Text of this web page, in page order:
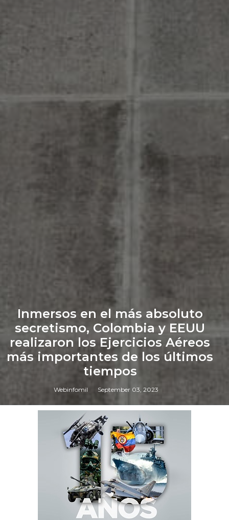
Inmersos en el más absoluto
secretismo, Colombia y EEUU
realizaron los Ejercicios Aéreos
más importantes de los últimos
tiempos
Webinfomil September 03, 2023